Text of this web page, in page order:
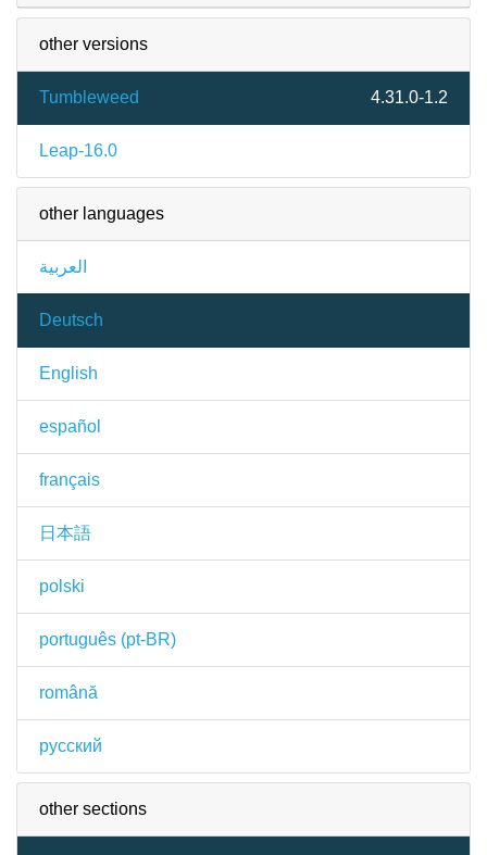
other versions
Tumbleweed 4.31.0-1.2
Leap-16.0
other languages
العربية
Deutsch
English
español
français
日本語
polski
português (pt-BR)
română
русский
other sections